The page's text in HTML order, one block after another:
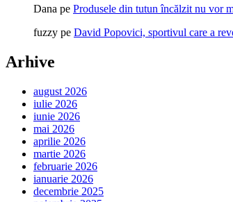
Dana pe Produsele din tutun încălzit nu vor
fuzzy pe David Popovici, sportivul care a
Arhive
august 2026
iulie 2026
iunie 2026
mai 2026
aprilie 2026
martie 2026
februarie 2026
ianuarie 2026
decembrie 2025